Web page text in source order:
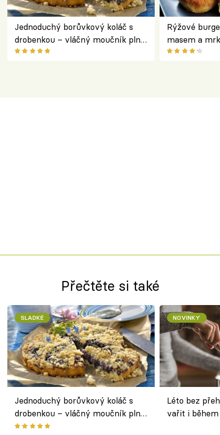
Jednoduchý borůvkový koláč s
drobenkou – vláčný moučník plný
ovoce
Rýžové
masem a
salátem –
Přečtěte si také
SLADKÉ
Jednoduchý borůvkový koláč s
drobenkou – vláčný moučník plný
ovoce
NOVINKY
Léto bez
vařit i